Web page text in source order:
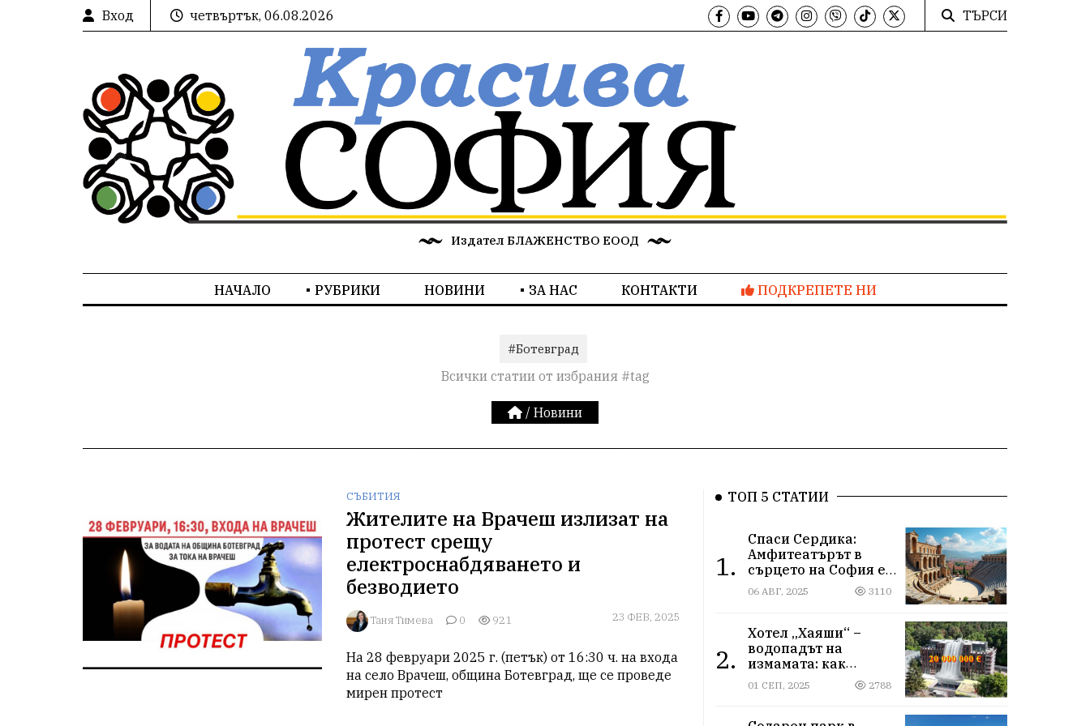
Вход четвъртък, 06.08.2026 ТЪРСИ
Издател БЛАЖЕНСТВО ЕООД
НАЧАЛО РУБРИКИ НОВИНИ ЗА НАС КОНТАКТИ ПОДКРЕПЕТЕ НИ
#Ботевград
Всички статии от избрания #tag
/ Новини
СЪБИТИЯ
Жителите на Врачеш излизат на
протест срещу
електроснабдяването и
безводието
Таня Тимева 0 921 23 ФЕВ, 2025
На 28 февруари 2025 г. (петък) от 16:30 ч. на входа
на село Врачеш, община Ботевград, ще се проведе
мирен протест
ТОП 5 СТАТИИ
1.
Спаси Сердика:
Амфитеатърът в
сърцето на София е
на ръба да изчезне
06 АВГ, 2025 3110
2.
Хотел „Хаяши“ –
водопадът на
измамата: как
държавна заплата
ражда империя за
01 СЕП, 2025 2788